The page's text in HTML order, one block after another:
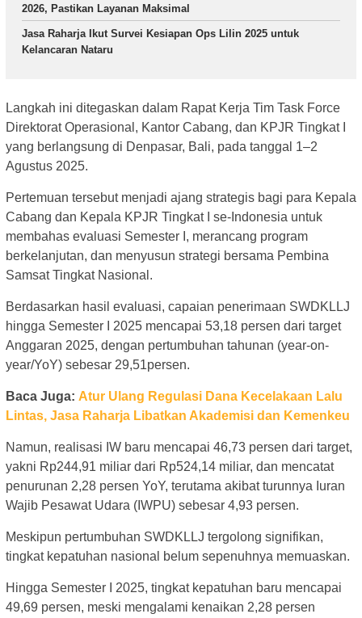
2026, Pastikan Layanan Maksimal
Jasa Raharja Ikut Survei Kesiapan Ops Lilin 2025 untuk
Kelancaran Nataru
Langkah ini ditegaskan dalam Rapat Kerja Tim Task Force
Direktorat Operasional, Kantor Cabang, dan KPJR Tingkat I
yang berlangsung di Denpasar, Bali, pada tanggal 1–2
Agustus 2025.
Pertemuan tersebut menjadi ajang strategis bagi para Kepala
Cabang dan Kepala KPJR Tingkat I se-Indonesia untuk
membahas evaluasi Semester I, merancang program
berkelanjutan, dan menyusun strategi bersama Pembina
Samsat Tingkat Nasional.
Berdasarkan hasil evaluasi, capaian penerimaan SWDKLLJ
hingga Semester I 2025 mencapai 53,18 persen dari target
Anggaran 2025, dengan pertumbuhan tahunan (year-on-
year/YoY) sebesar 29,51persen.
Baca Juga: Atur Ulang Regulasi Dana Kecelakaan Lalu
Lintas, Jasa Raharja Libatkan Akademisi dan Kemenkeu
Namun, realisasi IW baru mencapai 46,73 persen dari target,
yakni Rp244,91 miliar dari Rp524,14 miliar, dan mencatat
penurunan 2,28 persen YoY, terutama akibat turunnya Iuran
Wajib Pesawat Udara (IWPU) sebesar 4,93 persen.
Meskipun pertumbuhan SWDKLLJ tergolong signifikan,
tingkat kepatuhan nasional belum sepenuhnya memuaskan.
Hingga Semester I 2025, tingkat kepatuhan baru mencapai
49,69 persen, meski mengalami kenaikan 2,28 persen